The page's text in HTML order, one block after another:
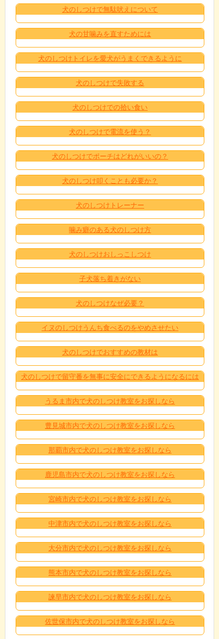
犬のしつけで無駄吠えについて
犬の甘噛みを直すためには
犬のしつけトイレを愛犬がうまくできるように
犬のしつけで失敗する
犬のしつけでの拾い食い
犬のしつけで電流を使う？
犬のしつけでポーチはどれがいいの？
犬のしつけ叩くことも必要か？
犬のしつけトレーナー
噛み癖のある犬のしつけ方
犬のしつけおしっこしつけ
子犬落ち着きがない
犬のしつけなぜ必要？
イヌのしつけうんち食べるのをやめさせたい
犬のしつけでおすすめの教材は
犬のしつけで留守番を無事に安全にできるようになるには
うるま市内で犬のしつけ教室をお探しなら
豊見城市内で犬のしつけ教室をお探しなら
那覇市内で犬のしつけ教室をお探しなら
鹿児島市内で犬のしつけ教室をお探しなら
宮崎市内で犬のしつけ教室をお探しなら
中津市内で犬のしつけ教室をお探しなら
大分市内で犬のしつけ教室をお探しなら
熊本市内で犬のしつけ教室をお探しなら
諫早市内で犬のしつけ教室をお探しなら
佐世保市内で犬のしつけ教室をお探しなら